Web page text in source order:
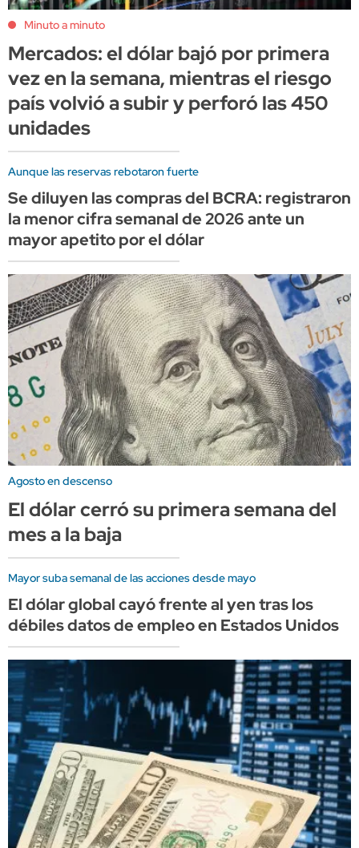
Minuto a minuto
Mercados: el dólar bajó por primera
vez en la semana, mientras el riesgo
país volvió a subir y perforó las 450
unidades
Aunque las reservas rebotaron fuerte
Se diluyen las compras del BCRA: registraron
la menor cifra semanal de 2026 ante un
mayor apetito por el dólar
Agosto en descenso
El dólar cerró su primera semana del
mes a la baja
Mayor suba semanal de las acciones desde mayo
El dólar global cayó frente al yen tras los
débiles datos de empleo en Estados Unidos